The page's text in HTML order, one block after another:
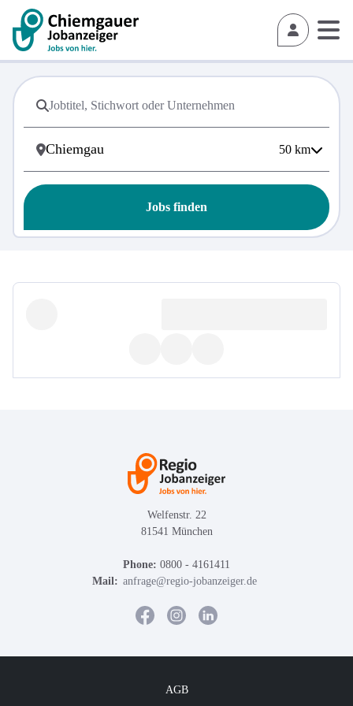
50 km
Jobs finden
Welfenstr. 22
81541 München
Phone: 0800 - 4161411
Mail: anfrage@regio-jobanzeiger.de
AGB